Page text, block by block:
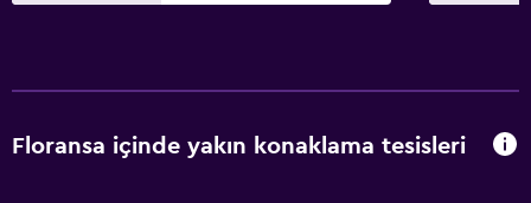
Floransa içinde yakın konaklama tesisleri